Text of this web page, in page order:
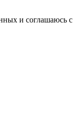
и соглашаюсь с